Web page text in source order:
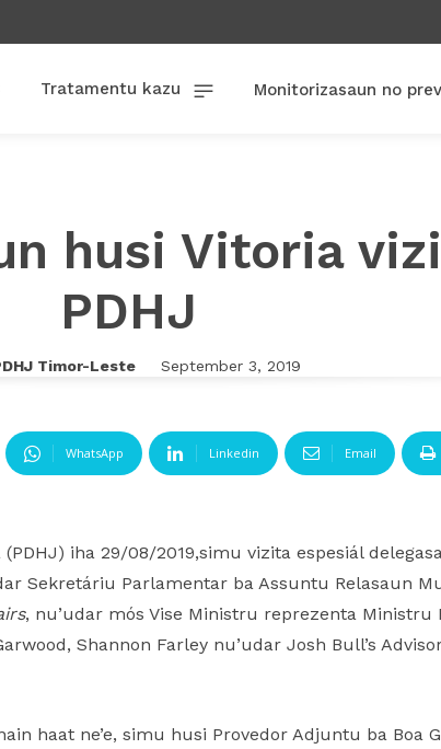
Tratamentu kazu Monitorizasaun no
husi Vitoria
PDHJ
Timor-Leste September 3, 2019
WhatsApp Linkedin Email
iha 29/08/2019,simu vizita espesiál
Sekretáriu Parlamentar ba Assuntu Relasaun
, nu’udar mós Vise Ministru reprezenta Ministru
Shannon Farley nu’udar Josh Bull’s
haat ne’e, simu husi Provedor Adjuntu ba Boa